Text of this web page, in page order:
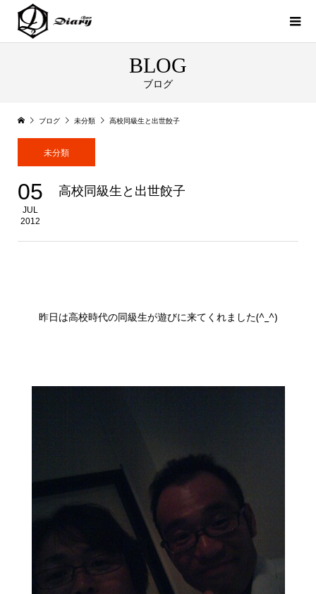
BLOG
ブログ
ブログ 未分類 高校同級生と出世餃子
未分類
05
JUL
2012
高校同級生と出世餃子
昨日は高校時代の同級生が遊びに来てくれました(^_^)